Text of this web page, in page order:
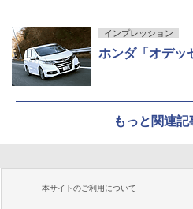
インプレッション
ホンダ「オデッ
もっと関連記
本サイトのご利用について